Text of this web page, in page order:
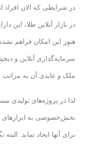
در شرایطی که الان افراد
در بازار آنلاین طلا، این
هنوز این امکان فراهم
سرمایه‌گذاری آنلاین و
ملک و عایدی آن به
لذا در پروژه‌های تولیدی
بخش‌خصوصی به ابزارهای
برای آنها ایجاد نماید.